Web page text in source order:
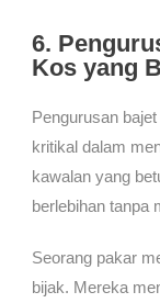
6.
Kos yang
Pengurusan
kritikal dalam
kawalan yang
berlebihan tanpa
Seorang pakar
bijak. Mereka